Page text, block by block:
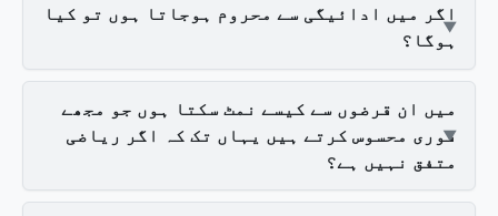
اگر میں ادائیگی سے محروم ہوجاتا ہوں تو کیا
ہوگا؟
میں ان قرضوں سے کیسے نمٹ سکتا ہوں جو مجھے
فوری محسوس کرتے ہیں یہاں تک کہ اگر ریاضی
متفق نہیں ہے؟